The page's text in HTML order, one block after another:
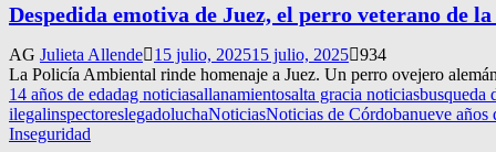
Despedida emotiva de Juez, el perro veterano de
AG Julieta Allende 15 julio, 202515 julio, 2025 934
La Policía Ambiental rinde homenaje a Juez. Un perro ovejero
14 años de edadag noticiasallanamientosalta gracia noticiasbusqueda
ilegalinspectoreslegadoluchaNoticiasNoticias de Córdobanueve años
Inseguridad